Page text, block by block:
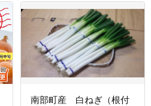
南部町産 白ねぎ（根付